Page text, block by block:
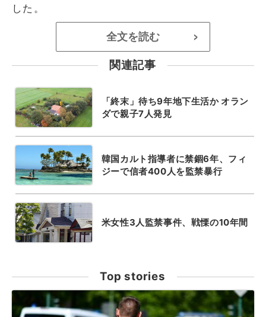
した。
全文を読む >
関連記事
「終末」待ち9年地下生活か オラン
ダで親子7人発見
韓国カルト指導者に禁錮6年、フィ
ジーで信者400人を監禁暴行
米女性3人監禁事件、戦慄の10年間
Top stories